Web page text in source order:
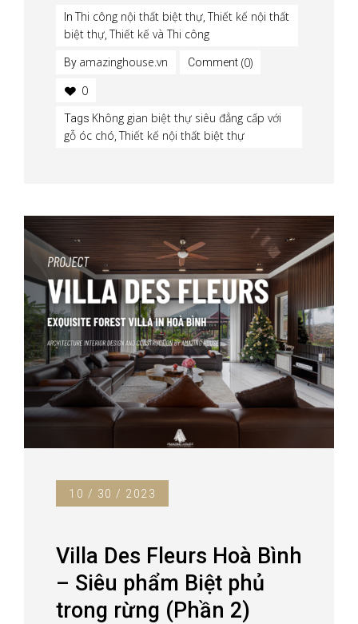
InThi công nội thất biệt thự ,Thiết kế nội thất
biệt thự ,Thiết kế và Thi công
By amazinghouse.vn Comment (0)
0
Tags Không gian biệt thự siêu đẳng cấp với
gỗ óc chó ,Thiết kế nội thất biệt thự
10 / 30 / 2023
Villa Des Fleurs Hoà Bình
– Siêu phẩm Biệt phủ
trong rừng (Phần 2)